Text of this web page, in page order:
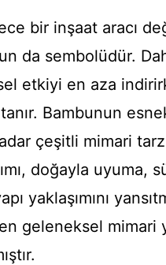
bir inşaat aracı
da sembolüdür.
etkiyi en aza
Bambunun
çeşitli mimari
doğayla uyuma,
yaklaşımını
geleneksel mimari